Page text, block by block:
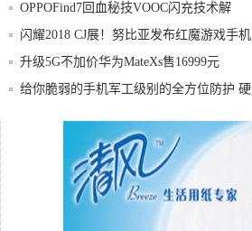
OPPOFind7回血秘技VOOC闪充技术解
闪耀2018 CJ展！努比亚发布红魔游戏手机
升级5G不加价华为MateXs售16999元
给你脆弱的手机军工级别的全方位防护 硬
华为mate9降至2728元，网友：这样真的